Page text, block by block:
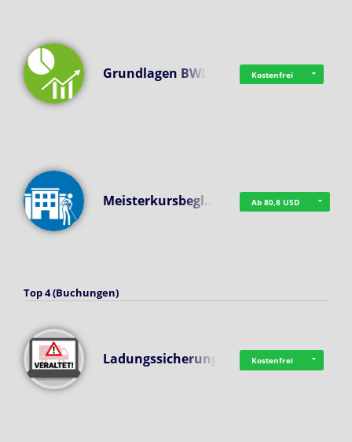
Grundlagen BWL Kostenfrei
Meisterkursbegl… Ab 80,8 USD
Top 4 (Buchungen)
Ladungssicherung Kostenfrei